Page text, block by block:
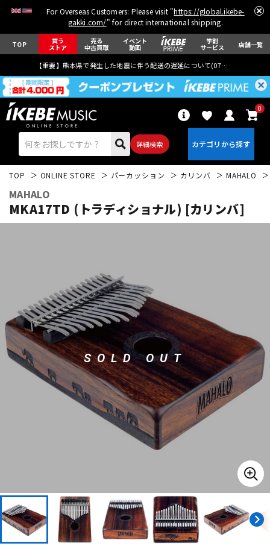
For Overseas Customers: Please visit "https://global.ikebe-
gakki.com/" for direct international shipping.
TOP 買う
ストア
売る
中古買取
イベント
動画
学割
サービス 店舗一覧
【重要】熊本県で発生した地震に伴う配送の遅延について(07月29日
詳細検索
0
ベース
ドラム パーカッション
キーボード 電子ピアノ
その他楽器
DJ機器 DTM
TOP ONLINE STORE パーカッション カリンバ MAHALO
MAHALO
MKA17TD (トラディショナル) [カリンバ]
SOLD OUT